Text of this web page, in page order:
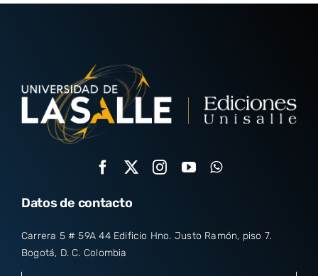
Datos de contacto
Carrera 5 # 59A 44 Edificio Hno. Justo Ramón, piso 7.
Bogotá, D. C. Colombia